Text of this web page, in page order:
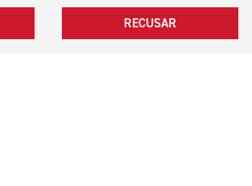
AGENDE SEU TEST RIDE
RECUSAR